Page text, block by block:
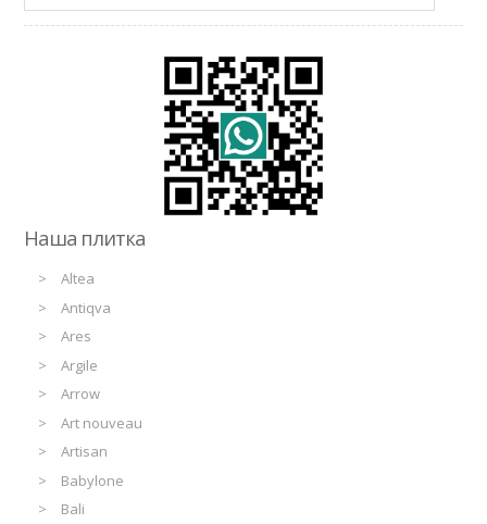
Наша плитка
Altea
Antiqva
Ares
Argile
Arrow
Art nouveau
Artisan
Babylone
Bali